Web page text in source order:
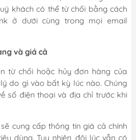
khách có thể từ chối bằng cách
ở dưới cùng trong mọi email
và giá cả
từ chối hoặc hủy đơn hàng của
do gì vào bất kỳ lúc nào. Chúng
số điện thoại và địa chỉ trước khi
cung cấp thông tin giá cả chính
dùng. Tuy nhiên, đôi lúc vẫn có